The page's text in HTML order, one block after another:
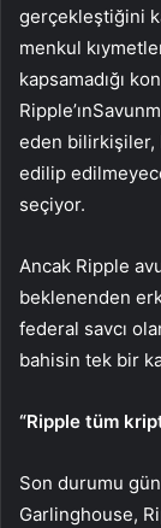
gerçekleştiğini
menkul
kapsamadığı
Ripple’ın
eden bilirkişiler,
edilip
seçiyor.
Ancak Ripple
beklenenden
federal savcı
bahisin tek bir
“Ripple tüm
Son durumu
Garlinghouse,